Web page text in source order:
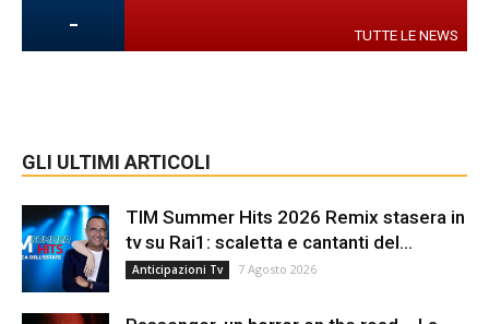
- TUTTE LE NEWS
GLI ULTIMI ARTICOLI
TIM Summer Hits 2026 Remix stasera in
tv su Rai1: scaletta e cantanti del...
Anticipazioni Tv 7 Agosto 2026